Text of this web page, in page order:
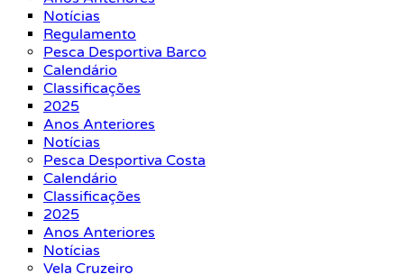
Notícias
Regulamento
Pesca Desportiva Barco
Calendário
Classificações
2025
Anos Anteriores
Notícias
Pesca Desportiva Costa
Calendário
Classificações
2025
Anos Anteriores
Notícias
Vela Cruzeiro